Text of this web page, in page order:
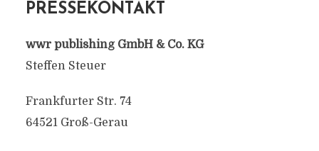
PRESSEKONTAKT
wwr publishing GmbH & Co. KG
Steffen Steuer
Frankfurter Str. 74
64521 Groß-Gerau